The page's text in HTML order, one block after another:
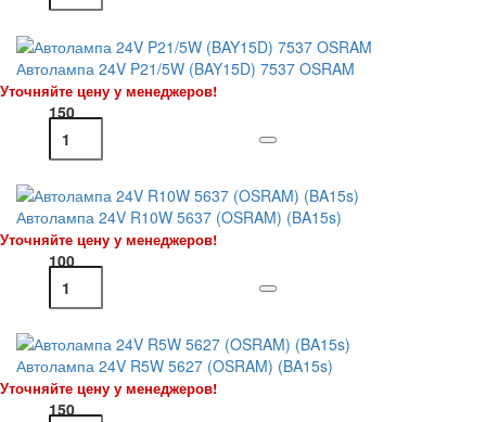
Автолампа 24V P21/5W (BAY15D) 7537 OSRAM
Уточняйте цену у менеджеров!
150
Автолампа 24V R10W 5637 (OSRAM) (BA15s)
Уточняйте цену у менеджеров!
100
Автолампа 24V R5W 5627 (OSRAM) (BA15s)
Уточняйте цену у менеджеров!
150